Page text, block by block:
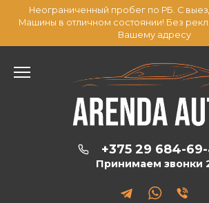
ПерейтиНеограниченный пробег по РБ. С
Машины в отличном состоянии! Без
Вашему адресу
+375 29 684-
Принимаем звонки